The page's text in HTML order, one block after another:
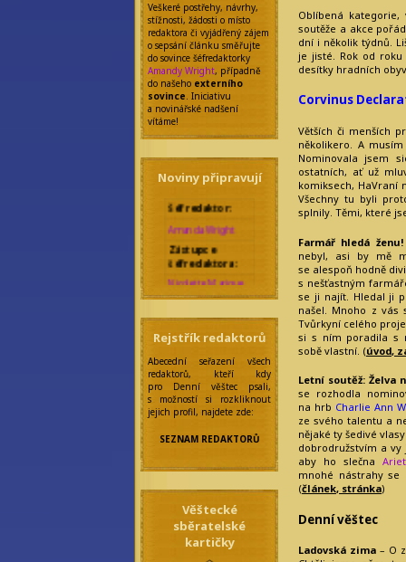
Veškeré postřehy, návrhy,
stížnosti, žádosti o místo
redaktora či vyjádřený zájem
o sepsání článku směřujte
do sovince šéfredaktorky
Amandy Wright, případně
do našeho externího
sovince. Iniciativu
a novinářské nadšení
vítáme!
Noviny připravují
Amanda Wright
Zástupce
šéfredaktora:
Nicolette Marique
Leroy
Rebecca Werde
Správkyně
Zakladatelka:
Anseiola Jasmis
Rawenclav
Amarantha
Felicitas
Maraike Auri
Nordahl
Maya Prinz
Meningitida
Epidemica
Rejstřík redaktorů
Abecední seřazení všech
redaktorů, kteří kdy
pro Denní věštec psali,
s možností si rozkliknout
jejich profil, najdete zde:
SEZNAM REDAKTORŮ
Věštecké
sběratelské
kartičky
Oblíbená
soutěže a akce
dní i několik týdnů.
je jisté. Rok od
desítky hradních
Corvinus
Větších či menších
několikero. A
Nominovala jsem
ostatních, ať už
komiksech, HaVraní
Všechny tu byli
splnily. Těmi, které
Farmář hledá ženu!
nebyl, asi by mě
se alespoň hodně
s nešťastným
se ji najít. Hledal ji
našel. Mnoho z vás
Tvůrkyní celého
si s ním poradila s
sobě vlastní. (úvod,
Letní soutěž: Želva
se rozhodla
na hrb Charlie Ann
ze svého talentu a
nějaké ty šedivé
dobrodružstvím a
aby ho slečna
mnohé nástrahy
(článek, stránka)
Denní věštec
Ladovská zima– O